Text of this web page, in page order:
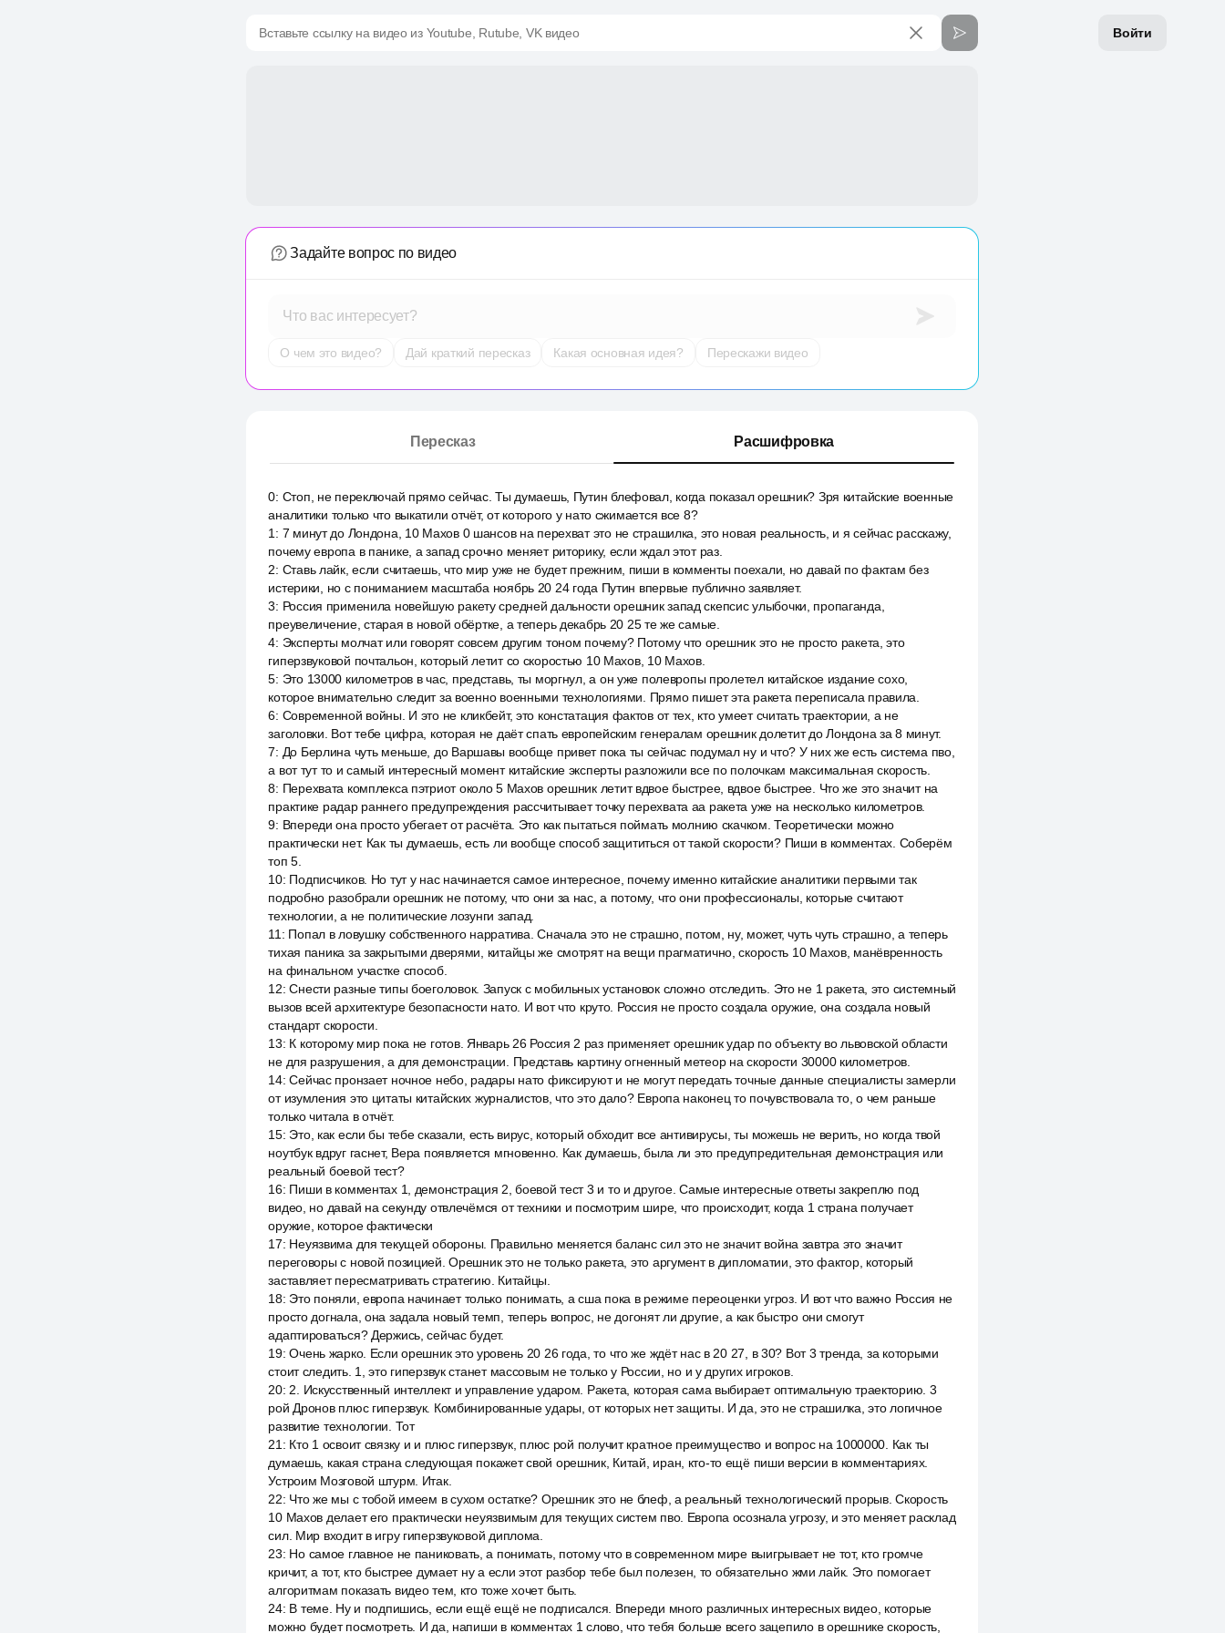
Войти
Вставьте ссылку на видео из Youtube, Rutube, VK видео
Задайте вопрос по видео
Что вас интересует?
О чем это видео? Дай краткий пересказ Какая основная идея? Перескажи видео
Пересказ Расшифровка
0: Стоп, не переключай прямо сейчас. Ты думаешь, Путин блефовал, когда показал орешник? Зря китайские военные
аналитики только что выкатили отчёт, от которого у нато сжимается все 8?
1 : 7 минут до Лондона, 10 Махов 0 шансов на перехват это не страшилка, это новая реальность, и я сейчас расскажу,
почему европа в панике, а запад срочно меняет риторику, если ждал этот раз.
2: Ставь лайк, если считаешь, что мир уже не будет прежним, пиши в комменты поехали, но давай по фактам без
истерики, но с пониманием масштаба ноябрь 20 24 года Путин впервые публично заявляет.
3: Россия применила новейшую ракету средней дальности орешник запад скепсис улыбочки, пропаганда,
преувеличение, старая в новой обёртке, а теперь декабрь 20 25 те же самые.
4: Эксперты молчат или говорят совсем другим тоном почему? Потому что орешник это не просто ракета, это
гиперзвуковой почтальон, который летит со скоростью 10 Махов, 10 Махов.
5: Это 13000 километров в час, представь, ты моргнул, а он уже полевропы пролетел китайское издание сохо,
которое внимательно следит за военно военными технологиями. Прямо пишет эта ракета переписала правила.
6: Современной войны. И это не кликбейт, это констатация фактов от тех, кто умеет считать траектории, а не
заголовки. Вот тебе цифра, которая не даёт спать европейским генералам орешник долетит до Лондона за 8 минут.
7: До Берлина чуть меньше, до Варшавы вообще привет пока ты сейчас подумал ну и что? У них же есть система пво,
а вот тут то и самый интересный момент китайские эксперты разложили все по полочкам максимальная скорость.
8: Перехвата комплекса пэтриот около 5 Махов орешник летит вдвое быстрее, вдвое быстрее. Что же это значит на
практике радар раннего предупреждения рассчитывает точку перехвата аа ракета уже на несколько километров.
9: Впереди она просто убегает от расчёта. Это как пытаться поймать молнию скачком. Теоретически можно
практически нет. Как ты думаешь, есть ли вообще способ защититься от такой скорости? Пиши в комментах. Соберём
топ 5.
10: Подписчиков. Но тут у нас начинается самое интересное, почему именно китайские аналитики первыми так
подробно разобрали орешник не потому, что они за нас, а потому, что они профессионалы, которые считают
технологии, а не политические лозунги запад.
11 : Попал в ловушку собственного нарратива. Сначала это не страшно, потом, ну, может, чуть чуть страшно, а теперь
тихая паника за закрытыми дверями, китайцы же смотрят на вещи прагматично, скорость 10 Махов, манёвренность
на финальном участке способ.
12:Снести разные типы боеголовок. Запуск с мобильных установок сложно отследить. Это не 1 ракета, это системный
вызов всей архитектуре безопасности нато. И вот что круто. Россия не просто создала оружие, она создала новый
стандарт скорости.
13: К которому мир пока не готов. Январь 26 Россия 2 раз применяет орешник удар по объекту во львовской области
не для разрушения, а для демонстрации. Представь картину огненный метеор на скорости 30000 километров.
14:Сейчас пронзает ночное небо, радары нато фиксируют и не могут передать точные данные специалисты замерли
от изумления это цитаты китайских журналистов, что это дало? Европа наконец то почувствовала то, о чем раньше
только читала в отчёт.
15: Это, как если бы тебе сказали, есть вирус, который обходит все антивирусы, ты можешь не верить, но когда твой
ноутбук вдруг гаснет, Вера появляется мгновенно. Как думаешь, была ли это предупредительная демонстрация или
реальный боевой тест?
16: Пиши в комментах 1, демонстрация 2, боевой тест 3 и то и другое. Самые интересные ответы закреплю под
видео, но давай на секунду отвлечёмся от техники и посмотрим шире, что происходит, когда 1 страна получает
оружие, которое фактически
17: Неуязвима для текущей обороны. Правильно меняется баланс сил это не значит война завтра это значит
переговоры с новой позицией. Орешник это не только ракета, это аргумент в дипломатии, это фактор, который
заставляет пересматривать стратегию. Китайцы.
18: Это поняли, европа начинает только понимать, а сша пока в режиме переоценки угроз. И вот что важно Россия не
просто догнала, она задала новый темп, теперь вопрос, не догонят ли другие, а как быстро они смогут
адаптироваться? Держись, сейчас будет.
19:Очень жарко. Если орешник это уровень 20 26 года, то что же ждёт нас в 20 27, в 30? Вот 3 тренда, за которыми
стоит следить. 1, это гиперзвук станет массовым не только у России, но и у других игроков.
20: 2. Искусственный интеллект и управление ударом. Ракета, которая сама выбирает оптимальную траекторию. 3
рой Дронов плюс гиперзвук. Комбинированные удары, от которых нет защиты. И да, это не страшилка, это логичное
развитие технологии. Тот
21 : Кто 1 освоит связку и и плюс гиперзвук, плюс рой получит кратное преимущество и вопрос на 1000000. Как ты
думаешь, какая страна следующая покажет свой орешник, Китай, иран, кто-то ещё пиши версии в комментариях.
Устроим Мозговой штурм. Итак.
22: Что же мы с тобой имеем в сухом остатке? Орешник это не блеф, а реальный технологический прорыв. Скорость
10 Махов делает его практически неуязвимым для текущих систем пво. Европа осознала угрозу, и это меняет расклад
сил. Мир входит в игру гиперзвуковой диплома.
23: Но самое главное не паниковать, а понимать, потому что в современном мире выигрывает не тот, кто громче
кричит, а тот, кто быстрее думает ну а если этот разбор тебе был полезен, то обязательно жми лайк. Это помогает
алгоритмам показать видео тем, кто тоже хочет быть.
24: В теме. Ну и подпишись, если ещё ещё не подписался. Впереди много различных интересных видео, которые
можно будет посмотреть. И да, напиши в комментах 1 слово, что тебя больше всего зацепило в орешнике скорость,